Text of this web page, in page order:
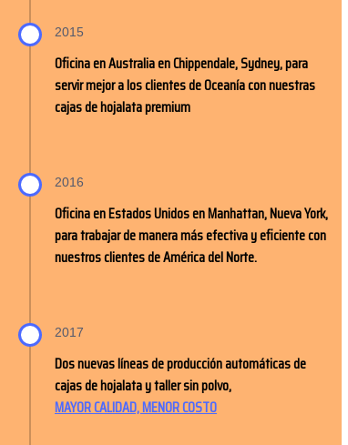
2015
Oficina en Australia en Chippendale, Sydney, para
servir mejor a los clientes de Oceanía con nuestras
cajas de hojalata premium
2016
Oficina en Estados Unidos en Manhattan, Nueva York,
para trabajar de manera más efectiva y eficiente con
nuestros clientes de América del Norte.
2017
Dos nuevas líneas de producción automáticas de
cajas de hojalata y taller sin polvo,
MAYOR CALIDAD, MENOR COSTO